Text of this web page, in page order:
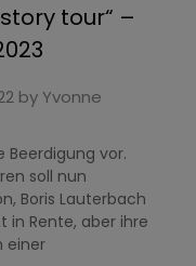
tour“ –
byYvonne
Beerdigung vor.
soll nun
Boris Lauterbach
in Rente, aber ihre
einer